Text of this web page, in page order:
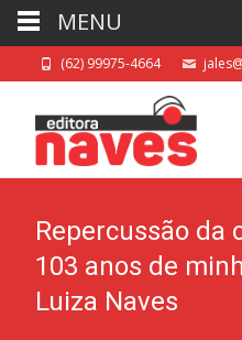
(62) 99975-4664
Repercussão da
103 anos de
Luiza Naves
MENU